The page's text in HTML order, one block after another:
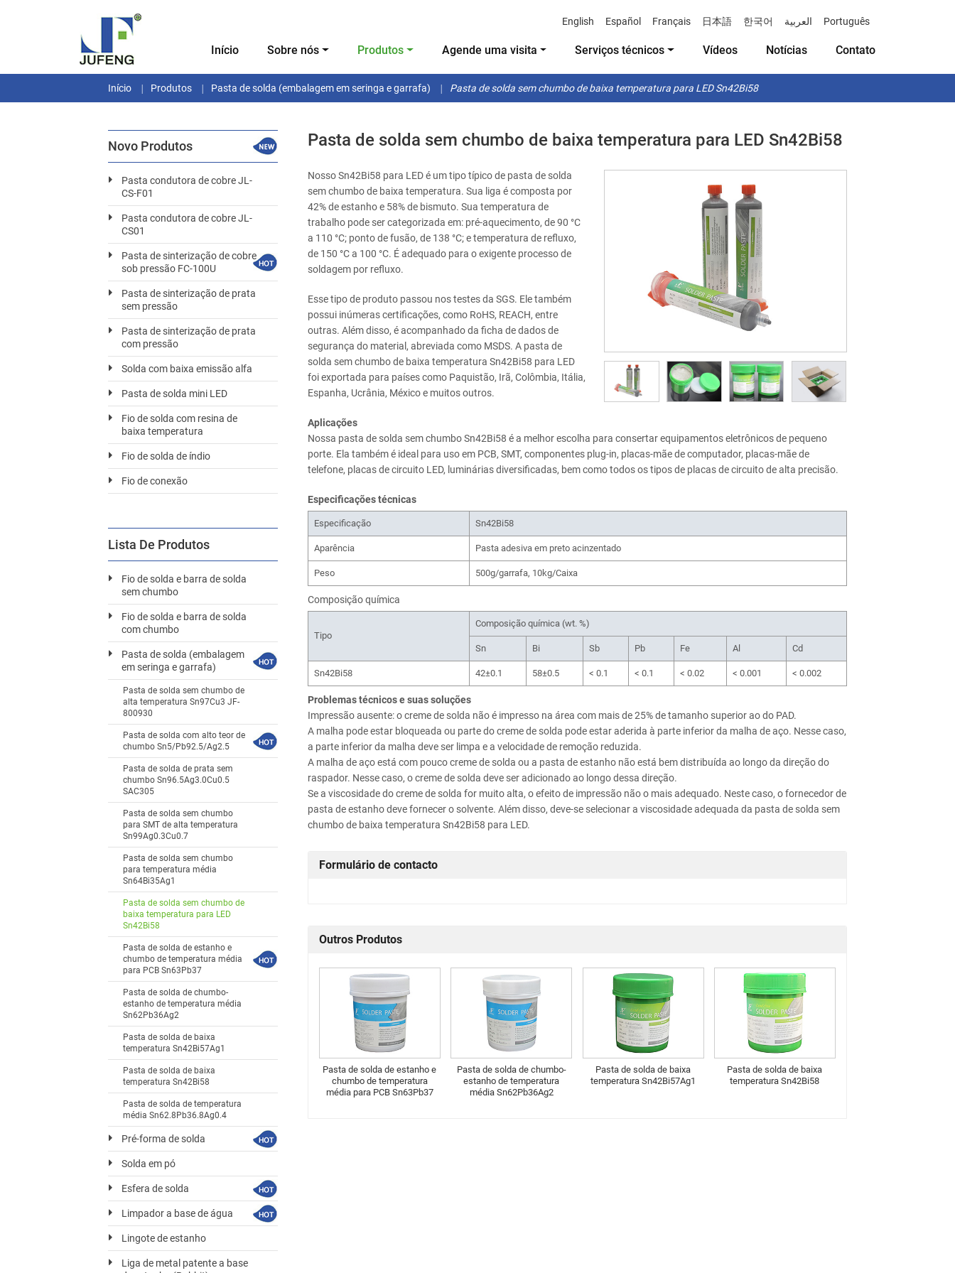
English Español Français 日本語 한국어 العربية Português
Início Sobre nós Produtos Agende uma visita Serviços técnicos Vídeos Notícias Contato
Início Produtos Pasta de solda (embalagem em seringa e garrafa) Pasta de solda sem chumbo de baixa temperatura para LED Sn42Bi58
Pasta de solda sem chumbo de baixa temperatura para LED Sn42Bi58
Nosso Sn42Bi58 para LED é um tipo típico de pasta de solda
sem chumbo de baixa temperatura. Sua liga é composta por
42% de estanho e 58% de bismuto. Sua temperatura de
trabalho pode ser categorizada em: pré-aquecimento, de 90 °C
a 110 °C; ponto de fusão, de 138 °C; e temperatura de refluxo,
de 150 °C a 100 °C. É adequado para o exigente processo de
soldagem por refluxo.
Esse tipo de produto passou nos testes da SGS. Ele também
possui inúmeras certificações, como RoHS, REACH, entre
outras. Além disso, é acompanhado da ficha de dados de
segurança do material, abreviada como MSDS. A pasta de
solda sem chumbo de baixa temperatura Sn42Bi58 para LED
foi exportada para países como Paquistão, Irã, Colômbia, Itália,
Espanha, Ucrânia, México e muitos outros.
Aplicações
Nossa pasta de solda sem chumbo Sn42Bi58 é a melhor escolha para consertar equipamentos eletrônicos de pequeno
porte. Ela também é ideal para uso em PCB, SMT, componentes plug-in, placas-mãe de computador, placas-mãe de
telefone, placas de circuito LED, luminárias diversificadas, bem como todos os tipos de placas de circuito de alta precisão.
Especificações técnicas
Especificação Sn42Bi58
Aparência Pasta adesiva em preto acinzentado
Peso 500g/garrafa, 10kg/Caixa
Composição química
Tipo
Composição química (wt. %)
Sn Bi Sb Pb Fe Al Cd
Sn42Bi58 42±0.1 58±0.5 < 0.1 < 0.1 < 0.02 < 0.001 < 0.002
Problemas técnicos e suas soluções
Impressão ausente: o creme de solda não é impresso na área com mais de 25% de tamanho superior ao do PAD.
A malha pode estar bloqueada ou parte do creme de solda pode estar aderida à parte inferior da malha de aço. Nesse caso,
a parte inferior da malha deve ser limpa e a velocidade de remoção reduzida.
A malha de aço está com pouco creme de solda ou a pasta de estanho não está bem distribuída ao longo da direção do
raspador. Nesse caso, o creme de solda deve ser adicionado ao longo dessa direção.
Se a viscosidade do creme de solda for muito alta, o efeito de impressão não o mais adequado. Neste caso, o fornecedor de
pasta de estanho deve fornecer o solvente. Além disso, deve-se selecionar a viscosidade adequada da pasta de solda sem
chumbo de baixa temperatura Sn42Bi58 para LED.
Formulário de contacto
Outros Produtos
Pasta de solda de estanho e
chumbo de temperatura
média para PCB Sn63Pb37
Pasta de solda de chumbo-
estanho de temperatura
média Sn62Pb36Ag2
Pasta de solda de baixa
temperatura Sn42Bi57Ag1
Pasta de solda de baixa
temperatura Sn42Bi58
Novo Produtos
Pasta condutora de cobre JL-
CS-F01
Pasta condutora de cobre JL-
CS01
Pasta de sinterização de cobre
sob pressão FC-100U
Pasta de sinterização de prata
sem pressão
Pasta de sinterização de prata
com pressão
Solda com baixa emissão alfa
Pasta de solda mini LED
Fio de solda com resina de
baixa temperatura
Fio de solda de índio
Fio de conexão
Lista De Produtos
Fio de solda e barra de solda
sem chumbo
Fio de solda e barra de solda
com chumbo
Pasta de solda (embalagem
em seringa e garrafa)
Pasta de solda sem chumbo de
alta temperatura Sn97Cu3 JF-
800930
Pasta de solda com alto teor de
chumbo Sn5/Pb92.5/Ag2.5
Pasta de solda de prata sem
chumbo Sn96.5Ag3.0Cu0.5
SAC305
Pasta de solda sem chumbo
para SMT de alta temperatura
Sn99Ag0.3Cu0.7
Pasta de solda sem chumbo
para temperatura média
Sn64Bi35Ag1
Pasta de solda sem chumbo de
baixa temperatura para LED
Sn42Bi58
Pasta de solda de estanho e
chumbo de temperatura média
para PCB Sn63Pb37
Pasta de solda de chumbo-
estanho de temperatura média
Sn62Pb36Ag2
Pasta de solda de baixa
temperatura Sn42Bi57Ag1
Pasta de solda de baixa
temperatura Sn42Bi58
Pasta de solda de temperatura
média Sn62.8Pb36.8Ag0.4
Pré-forma de solda
Solda em pó
Esfera de solda
Limpador a base de água
Lingote de estanho
Liga de metal patente a base